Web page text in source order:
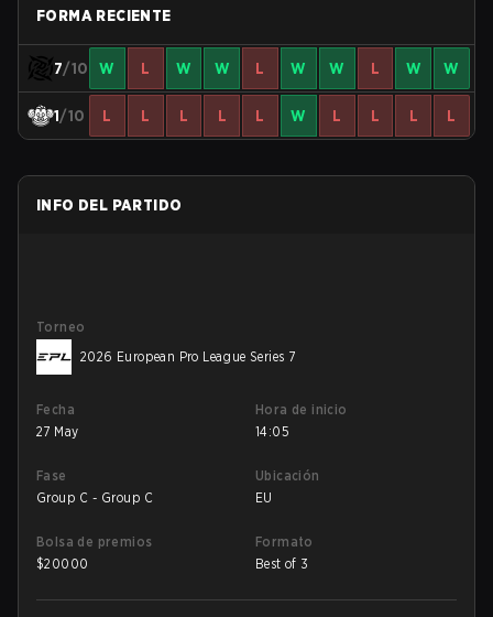
FORMA RECIENTE
7/10 W L W W L W W L W W
1/10 L L L L L W L L L L
INFO DEL PARTIDO
Torneo
2026 European Pro League Series 7
Fecha
27 May
Hora de inicio
14:05
Fase
Group C - Group C
Ubicación
EU
Bolsa de premios
$20000
Formato
Best of 3